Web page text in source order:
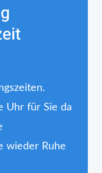
Uhr für Sie da
wieder Ruhe